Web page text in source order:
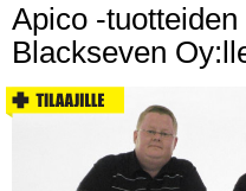
Apico -
Blackseven